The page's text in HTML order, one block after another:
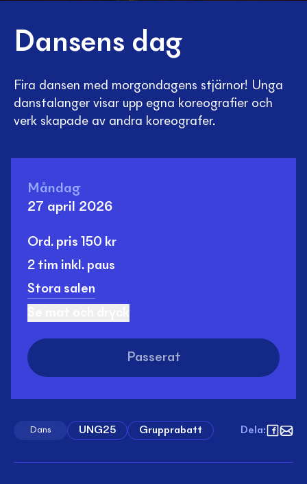
Dansens dag
Fira dansen med morgondagens stjärnor! Unga
danstalanger visar upp egna koreografier och
verk skapade av andra koreografer.
Måndag
27 april 2026
Ord. pris 150 kr
2 tim inkl. paus
Stora salen
Passerat
Dans UNG25 Grupprabatt Dela: